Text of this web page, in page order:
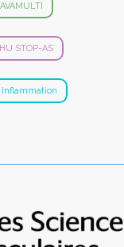
STOP-AS
Inflammation